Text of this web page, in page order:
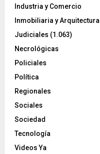
Industria y Comercio
Inmobiliaria y Arquitectura
Judiciales (1.063)
Necrológicas
Policiales
Política
Regionales
Sociales
Sociedad
Tecnología
Videos Ya